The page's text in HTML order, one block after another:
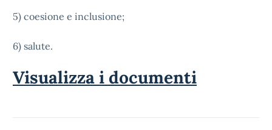
5) coesione e inclusione;
6) salute.
Visualizza i documenti